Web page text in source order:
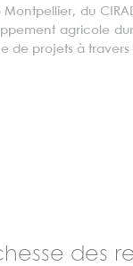
du
agricole
de projets à travers
des